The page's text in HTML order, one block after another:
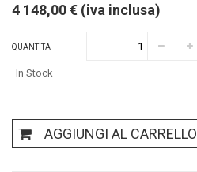
4 148,00 € (iva inclusa)
QUANTITA
In Stock
AGGIUNGI AL CARRELLO